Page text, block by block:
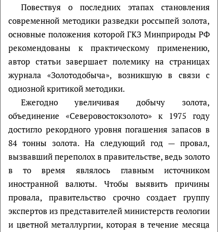
Повествуя о последних этапах становления
современной методики разведки россыпей золота,
основные положения которой ГКЗ Минприроды РФ
рекомендованы к практическому применению,
автор статьи завершает полемику на страницах
журнала «Зoлотодобыча», возникшую в связи с
одиозной критикой методики.
Ежегодно увеличивая добычу золота,
объединение «Северовостокзолото» к 1975 году
достигло рекордного уровня погашения запасов в
84 тонны золота. На следующий год — провал,
вызвавший переполох в правительстве, ведь золото
в то время являлось главным источником
иностранной валюты. Чтобы выявить причины
провала, правительство срочно создает группу
экспертов из представителей министерств геологии
и цветной металлургии, которая в течение месяца